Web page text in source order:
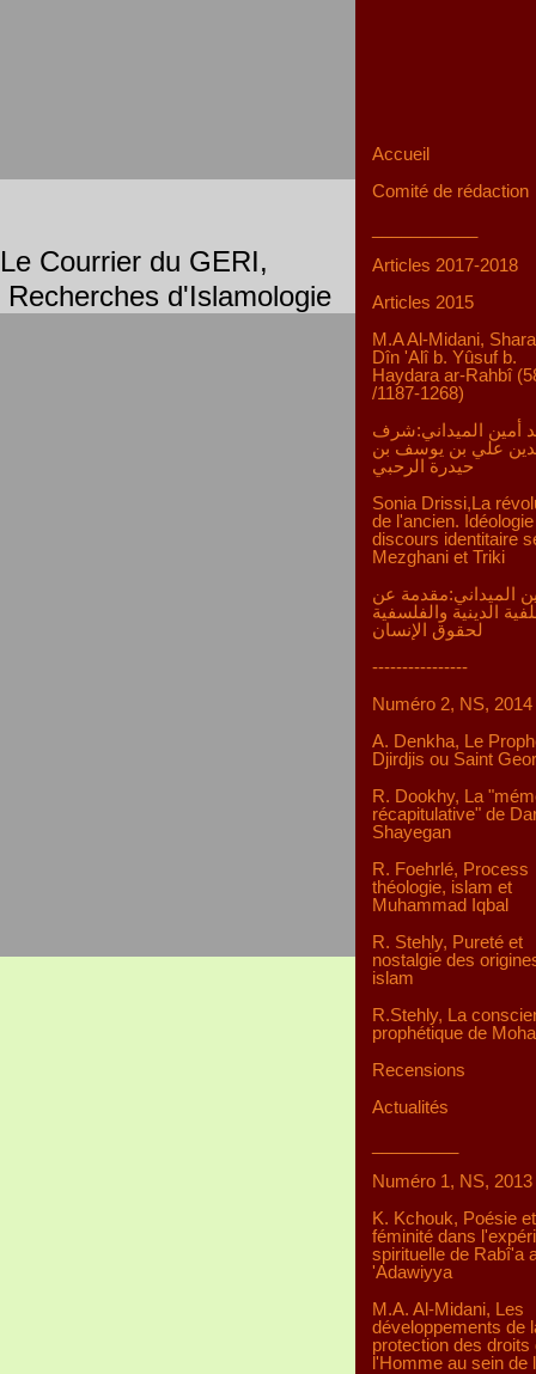
Le Courrier du GERI,
Recherches d'Islamologie
Accueil
Comité de rédaction
Articles 2017-2018
Articles 2015
M.A Al-Midani,
Dîn 'Alî b. Yûsuf b.
Haydara ar-Rahbî
/1187-1268)
أمين الميداني:شرف
علي بن يوسف بن
حيدرة الرحبي
Sonia Drissi,La
de l'ancien.
discours identitaire
Mezghani et Triki
الميداني:مقدمة عن
الدينية والفلسفية
لحقوق الإنسان
----------------
Numéro 2, NS, 2014
A. Denkha, Le
Djirdjis ou Saint
R. Dookhy, La
récapitulative" de
Shayegan
R. Foehrlé, Process
théologie, islam et
Muhammad Iqbal
R. Stehly, Pureté et
nostalgie des
islam
R.Stehly, La
prophétique de
Recensions
Actualités
Numéro 1, NS, 2013
K. Kchouk, Poésie et
féminité dans
spirituelle de Rabî'a
'Adawiyya
M.A. Al-Midani, Les
développements de
protection des droits
l'Homme au sein de